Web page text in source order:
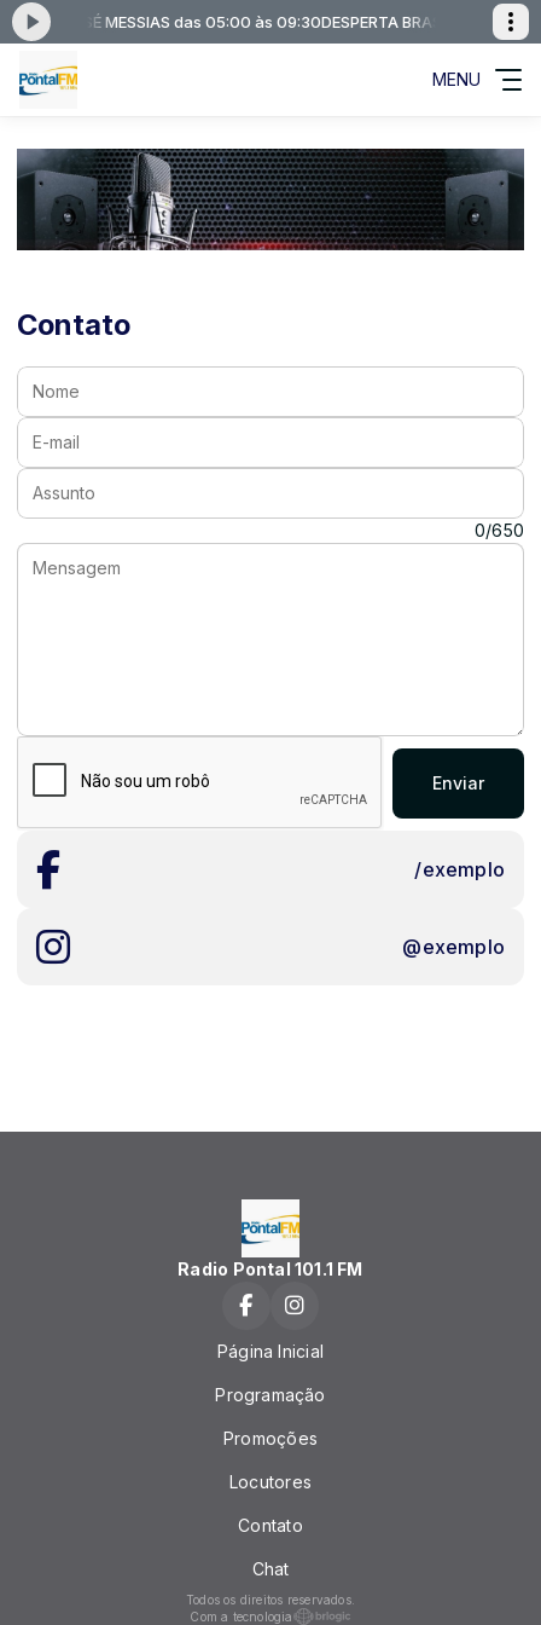
JOSÉ MESSIAS das 05:00 às 09:30DESPERTA BRASIL
MENU
Contato
Nome:
E-mail:
Assunto:
0/650
Enviar
/exemplo
@exemplo
Radio Pontal 101.1 FM
Página Inicial
Programação
Promoções
Locutores
Contato
Chat
Todos os direitos reservados.
Com a tecnologia